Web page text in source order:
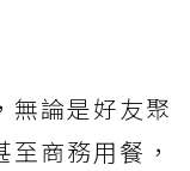
無論是好友聚
商務用餐，